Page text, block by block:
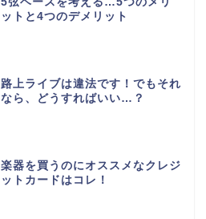
ットと4つのデメリット
路上ライブは違法です！でもそれ
なら、どうすればいい…？
楽器を買うのにオススメなクレジ
ットカードはコレ！